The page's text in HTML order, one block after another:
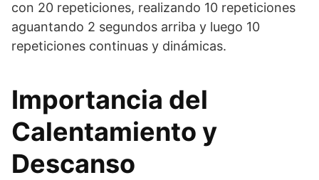
con 20 repeticiones, realizando 10 repeticiones
aguantando 2 segundos arriba y luego 10
repeticiones continuas y dinámicas.
Importancia del
Calentamiento y
Descanso